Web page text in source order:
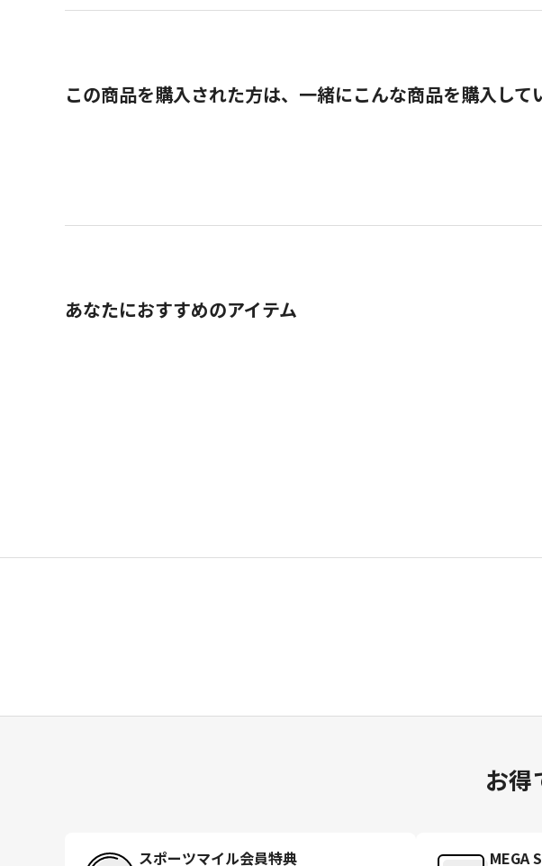
この商品を購入された方は、一緒にこんな商品を購入して
あなたにおすすめのアイテム
お得
スポーツマイル会員特典 MEGA